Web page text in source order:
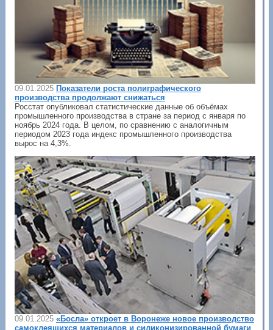
09.01.2025 Показатели роста полиграфического
производства продолжают снижаться
Росстат опубликовал статистические данные об объёмах
промышленного производства в стране за период с января по
ноябрь 2024 года. В целом, по сравнению с аналогичным
периодом 2023 года индекс промышленного производства
вырос на 4,3%.
09.01.2025 «Босла» откроет в Воронеже новое производство
самоклеящихся материалов и силиконизированной бумаги